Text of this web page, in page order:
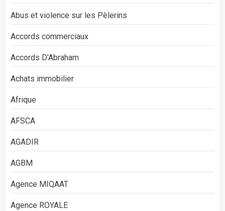
Abus et violence sur les Pèlerins
Accords commerciaux
Accords D'Abraham
Achats immobilier
Afrique
AFSCA
AGADIR
AGBM
Agence MIQAAT
Agence ROYALE